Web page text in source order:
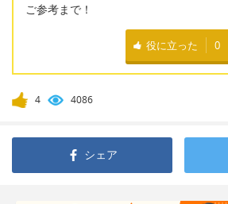
ご参考まで！
役に立った 0
4 4086
シェア